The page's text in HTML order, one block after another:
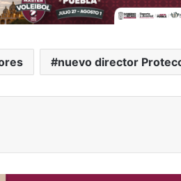
nuevo director